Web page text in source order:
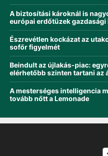
A biztosítási károknál is
európai erdőtüzek
Észrevétlen kockázat az
sofőr figyelmét
Beindult az újlakás-piac:
elérhetőbb szinten tartani az
A mesterséges intelligencia
tovább nőtt a Lemonade